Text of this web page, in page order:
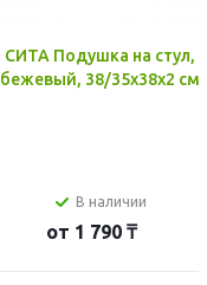
СИТА Подушка на стул,
бежевый, 38/35x38x2 см
В наличии
от 1 790 ₸